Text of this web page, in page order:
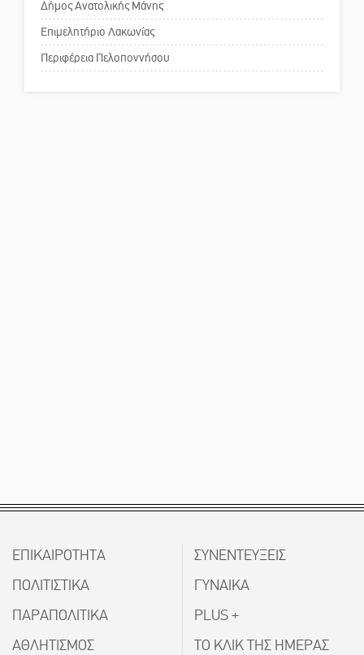
Πού βρίσκεται το ιστορικό
κέντρο της Σπάρτης;
Δήμος Ανατολικής Μάνης
Επιμελητήριο Λακωνίας
Περιφέρεια Πελοποννήσου
ΕΠΙΚΑΙΡΟΤΗΤΑ
ΠΟΛΙΤΙΣΤΙΚΑ
ΠΑΡΑΠΟΛΙΤΙΚΑ
ΑΘΛΗΤΙΣΜΟΣ
ΣΥΝΕΝΤΕΥΞΕΙΣ
ΓΥΝΑΙΚΑ
PLUS +
ΤΟ ΚΛΙΚ ΤΗΣ ΗΜΕΡΑΣ